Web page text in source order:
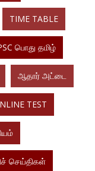
TIME TABLE
பொது தமிழ்
ஆதார் அட்டை
TEST
செய்திகள்